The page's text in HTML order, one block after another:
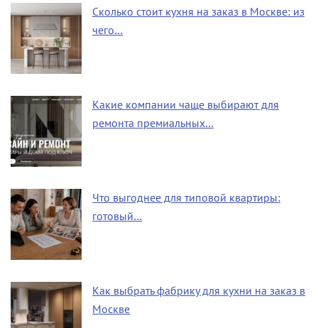
Сколько стоит кухня на заказ в Москве: из
чего…
Какие компании чаще выбирают для
ремонта премиальных…
Что выгоднее для типовой квартиры:
готовый…
Как выбрать фабрику для кухни на заказ в
Москве